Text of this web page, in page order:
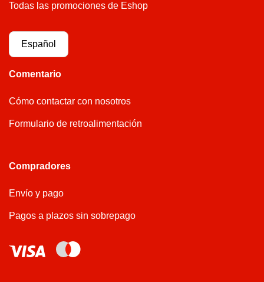
Todas las promociones de Eshop
Español
Comentario
Cómo contactar con nosotros
Formulario de retroalimentación
Compradores
Envío y pago
Pagos a plazos sin sobrepago